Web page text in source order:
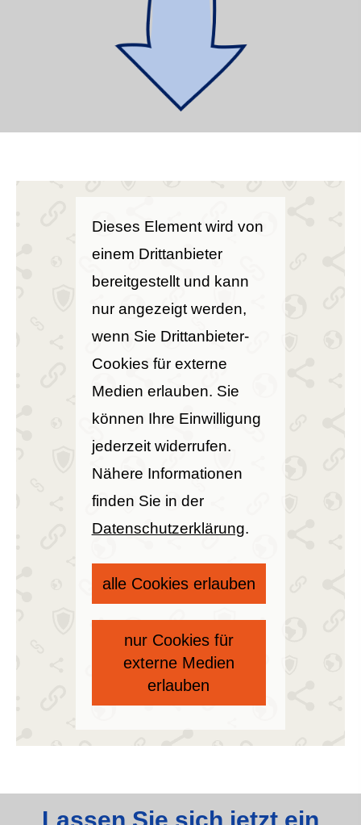
Dieses Element wird von
einem Drittanbieter
bereitgestellt und kann
nur angezeigt werden,
wenn Sie Drittanbieter-
Cookies für externe
Medien erlauben. Sie
können Ihre Einwilligung
jederzeit widerrufen.
Nähere Informationen
finden Sie in der
Datenschutzerklärung.
alle Cookies erlauben
nur Cookies für
externe Medien
erlauben